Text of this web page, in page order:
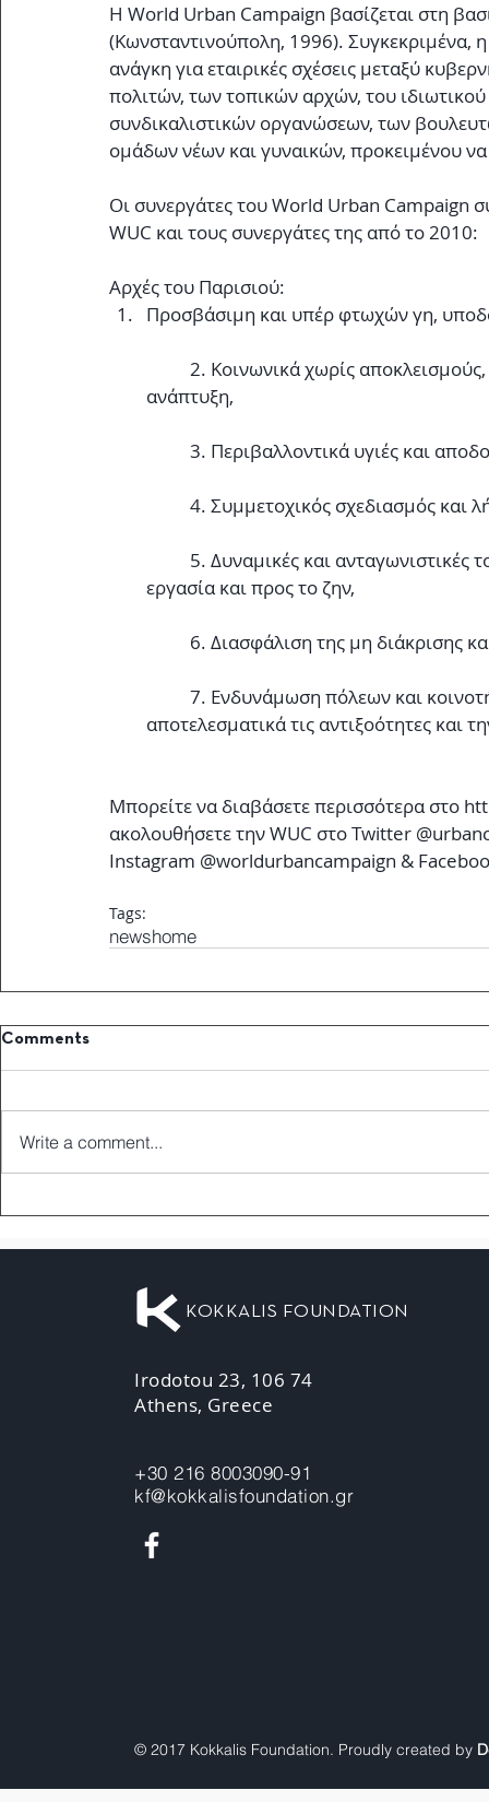
H World Urban Campaign βασίζεται στη
(Κωνσταντινούπολη, 1996). Συγκεκριμένα,
ανάγκη για εταιρικές σχέσεις μεταξύ
πολιτών, των τοπικών αρχών, του
συνδικαλιστικών οργανώσεων, των
ομάδων νέων και γυναικών, προκειμένου
Οι συνεργάτες του World Urban
WUC και τους συνεργάτες της από το 2010:
Αρχές του Παρισιού:
Προσβάσιμη και υπέρ φτωχών γη,
ανάπτυξη,
3. Περιβαλλοντικά υγιές και
4. Συμμετοχικός σχεδιασμός και
εργασία και προς το ζην,
6. Διασφάλιση της μη διάκρισης
αποτελεσματικά τις αντιξοότητες και
Μπορείτε να διαβάσετε περισσότερα
ακολουθήσετε την WUC στο Twitter
Instagram @worldurbancampaign &
Tags:
newshome
Comments
Write a comment...
KOKKALIS FOUNDATION
Irodotou 23, 106 74
Athens, Greece
+30 216 8003090-91
kf@kokkalisfoundation.gr
© 2017 Kokkalis Foundation. Proudly created by